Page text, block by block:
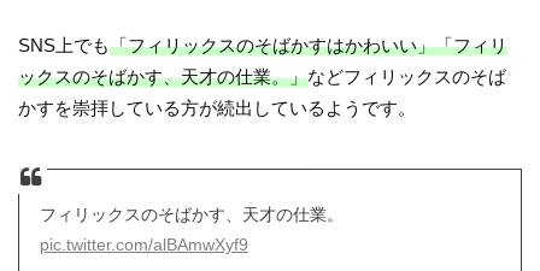
SNS上でも「フィリックスのそばかすはかわいい」「フィリ
ックスのそばかす、天才の仕業。」などフィリックスのそば
かすを崇拝している方が続出しているようです。
フィリックスのそばかす、天才の仕業。
pic.twitter.com/alBAmwXyf9